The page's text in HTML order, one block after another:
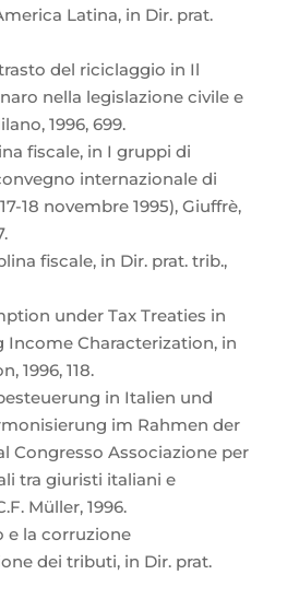
Latina, in Dir. prat.
del riciclaggio in Il
nella legislazione civile e
1996, 699.
fiscale, in I gruppi di
internazionale di
18 novembre 1995), Giuffrè,
fiscale, in Dir. prat. trib.,
under Tax Treaties in
Income Characterization, in
1996, 118.
in Italien und
im Rahmen der
Congresso Associazione per
tra giuristi italiani e
Müller, 1996.
e la corruzione
dei tributi, in Dir. prat.